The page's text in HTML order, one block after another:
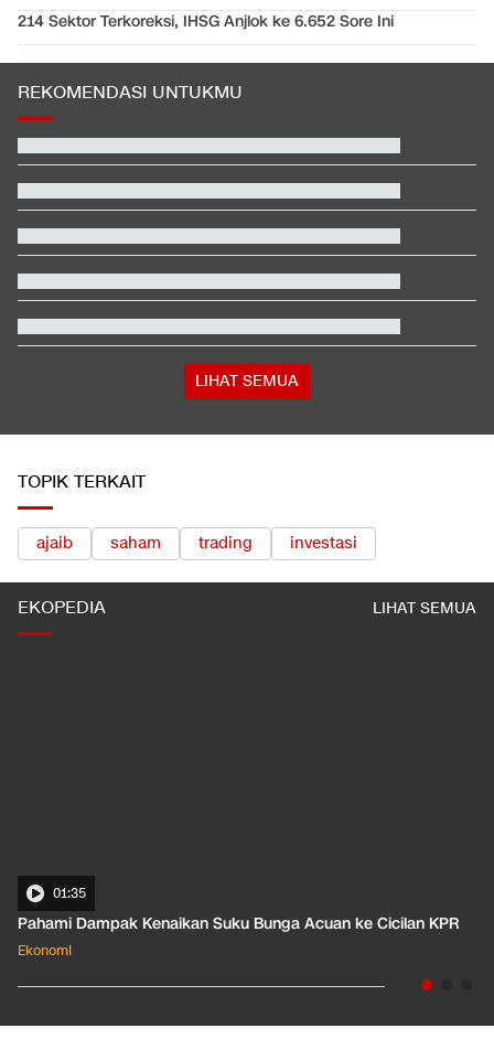
214 Sektor Terkoreksi, IHSG Anjlok ke 6.652 Sore Ini
REKOMENDASI UNTUKMU
LIHAT SEMUA
TOPIK TERKAIT
ajaib saham trading investasi
EKOPEDIA LIHAT SEMUA
01:35
Pahami Dampak Kenaikan Suku Bunga Acuan ke Cicilan KPR
Ekonomi